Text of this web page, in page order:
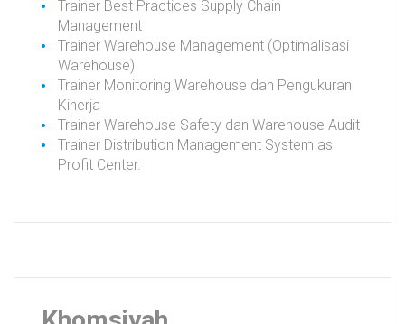
Trainer Best Practices Supply Chain
Management
Trainer Warehouse Management (Optimalisasi
Warehouse)
Trainer Monitoring Warehouse dan Pengukuran
Kinerja
Trainer Warehouse Safety dan Warehouse Audit
Trainer Distribution Management System as
Profit Center.